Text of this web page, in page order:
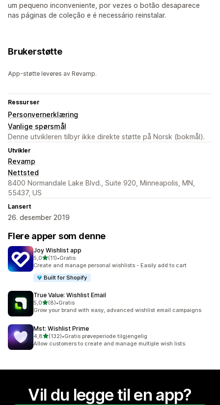
um pequeno inconveniente, por vezes o botão desaparece
nas páginas de coleção e é necessário reinstalar.
Brukerstøtte
App-støtte leveres av Revamp.
Ressurser
Personvernerklæring
Vanlige spørsmål
Denne utvikleren tilbyr ikke direkte støtte på Norsk (bokmål).
Utvikler
Revamp
Nettsted
8400 Normandale Lake Blvd., Suite 920, Minneapolis, MN,
55437, US
Lansert
26. desember 2019
Flere apper som denne
Joy Wishlist app
5,0av 5 stjerner
(11)
Totalt 11 omtaler
•Gratis
Create and manage personal wishlists - Easily add to cart
Built for Shopify
True Value: Wishlist Email
5,0av 5 stjerner
(8)
Totalt 8 omtaler
•Gratis
Grow your brand with easy, advanced wishlist email campaigns
Mst: Wishlist Prime
4,8av 5 stjerner
(132)
Totalt 132 omtaler
•Gratis prøveperiode tilgjengelig
Allow customers to create and manage multiple wish lists.
Vil du legge til en app?